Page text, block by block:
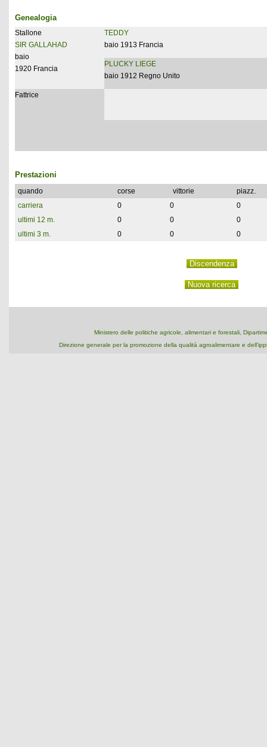
Genealogia
Stallone
SIR GALLAHAD
baio
1920 Francia
TEDDY
baio 1913 Francia
PLUCKY LIEGE
baio 1912 Regno Unito
Fattrice
Prestazioni
quando corse vittorie
piazz.
carriera
0 0
0
ultimi 12 m.
0 0
0
ultimi 3 m.
0 0 0
Ministero delle politiche agricole, alimentari e forestali,
Direzione generale per la promozione della qualità agroalimentare e